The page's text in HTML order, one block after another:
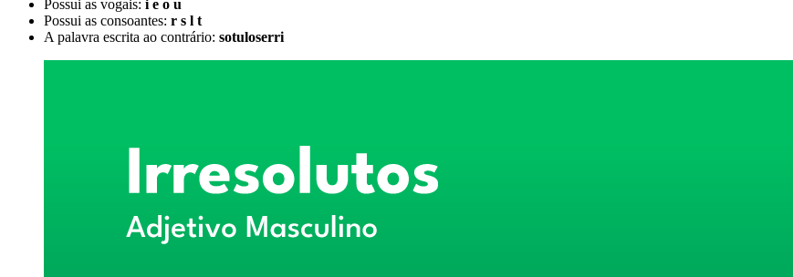
Possui as vogais: i e o u
Possui as consoantes: r s l t
A palavra escrita ao contrário: sotuloserri